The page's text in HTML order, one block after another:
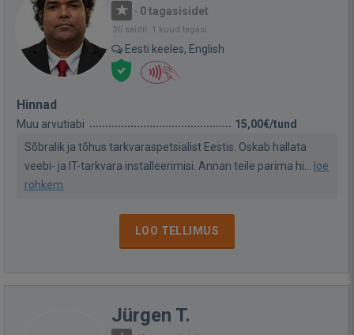
· 0 tagasisidet
Oli saidil: 1 kuud tagasi
Eesti keeles, English
Hinnad
Muu arvutiabi
15,00€/tund
Sõbralik ja tõhus tarkvaraspetsialist Eestis. Oskab hallata
veebi- ja IT-tarkvara installeerimisi. Annan teile parima hi...
loe
rohkem
LOO TELLIMUS
Jürgen T.